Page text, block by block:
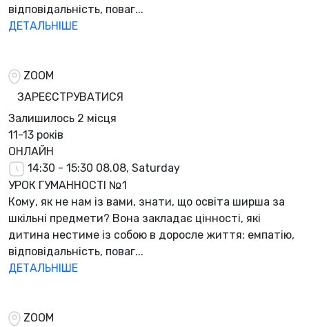
відповідальність, поваг...
ДЕТАЛЬНІШЕ
ZOOM
ЗАРЕЄСТРУВАТИСЯ
Залишилось 2 місця
11-13 років
ОНЛАЙН
14:30 - 15:30 08.08, Saturday
УРОК ГУМАННОСТІ №1
Кому, як не нам із вами, знати, що освіта ширша за
шкільні предмети? Вона закладає цінності, які
дитина нестиме із собою в доросле життя: емпатію,
відповідальність, поваг...
ДЕТАЛЬНІШЕ
ZOOM